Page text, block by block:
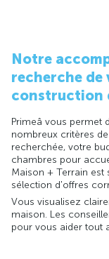
Notre
recherche
construction
Primeâ vous permet
nombreux critères
recherchée, votre
chambres pour
Maison + Terrain
sélection d'offres
Vous visualisez
maison. Les
pour vous aider tout